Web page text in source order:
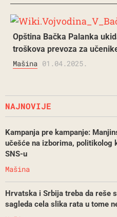
Opština Bačka Palanka
troškova prevoza za
Mašina 01.04.2025.
NAJNOVIJE
Kampanja pre kampanje:
učešće na izborima, politikolog
SNS-u
Mašina
Hrvatska i Srbija treba da reše
sagleda cela slika rata u tome